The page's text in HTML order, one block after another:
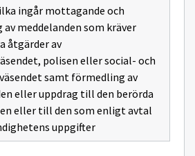
ingår mottagande och
av meddelanden som kräver
åtgärder av
polisen eller social- och
samt förmedling av
eller uppdrag till den berörda
eller till den som enligt avtal
uppgifter